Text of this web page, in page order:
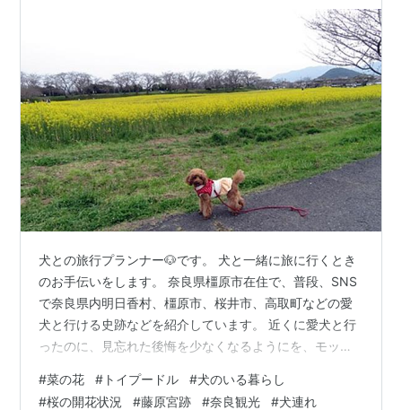
犬との旅行プランナー🐶です。 犬と一緒に旅に行くとき
のお手伝いをします。 奈良県橿原市在住で、普段、SNS
で奈良県内明日香村、橿原市、桜井市、高取町などの愛
犬と行ける史跡などを紹介しています。 近くに愛犬と行
ったのに、見忘れた後悔を少なくなるようにを、モット
時頃に奈良県橿原市にある藤原宮跡の菜の花畑と桜🌸を
#菜の花 # トイプードル #犬のいる暮らし
#桜の開花状況 #藤原宮跡 #奈良観光 #犬連れ